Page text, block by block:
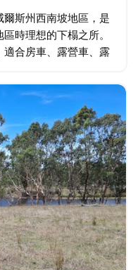
斯州西南坡地區，是
時理想的下榻之所。
合房車、露營車、露
的住宿選擇。…